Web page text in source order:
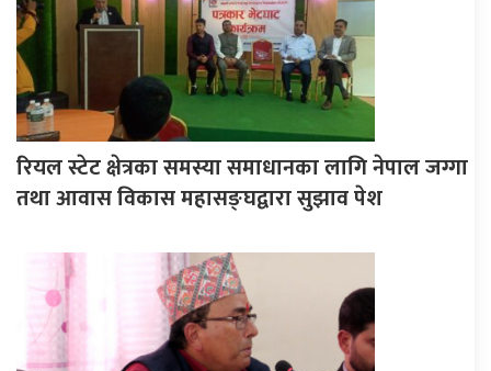
रियल स्टेट क्षेत्रका समस्या समाधानका लागि नेपाल जग्गा
तथा आवास विकास महासङ्घद्वारा सुझाव पेश